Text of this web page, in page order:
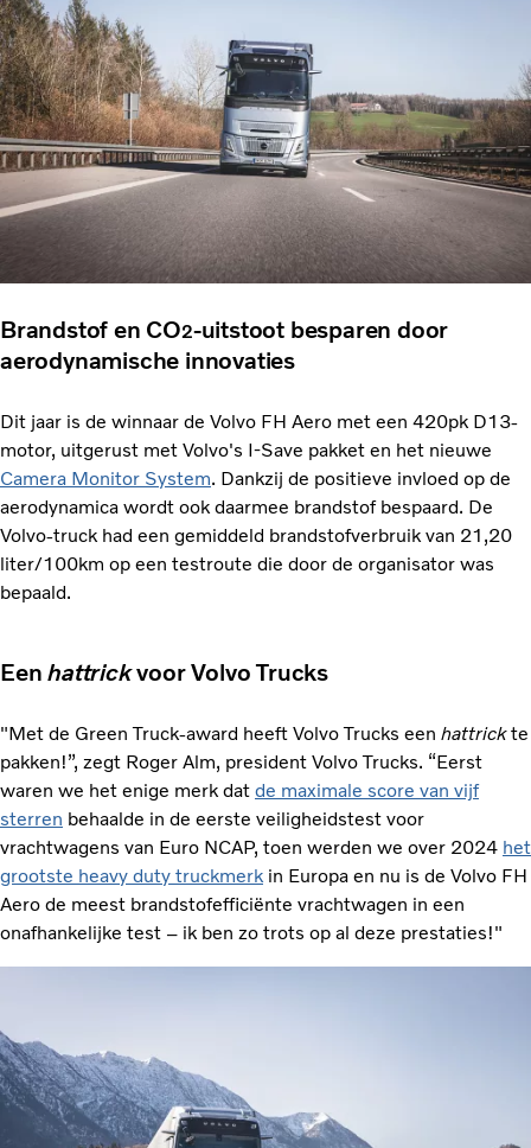
Brandstof en CO2-uitstoot besparen door
aerodynamische innovaties
Dit jaar is de winnaar de Volvo FH Aero met een 420pk D13-
motor, uitgerust met Volvo's I-Save pakket en het nieuwe
Camera Monitor System. Dankzij de positieve invloed op de
aerodynamica wordt ook daarmee brandstof bespaard. De
Volvo-truck had een gemiddeld brandstofverbruik van 21,20
liter/100km op een testroute die door de organisator was
bepaald.
Een hattrickvoor Volvo Trucks
"Met de Green Truck-award heeft Volvo Trucks een hattrickte
pakken!”, zegt Roger Alm, president Volvo Trucks. “Eerst
waren we het enige merk dat de maximale score van vijf
sterren behaalde in de eerste veiligheidstest voor
vrachtwagens van Euro NCAP, toen werden we over 2024 het
grootste heavy duty truckmerk in Europa en nu is de Volvo FH
Aero de meest brandstofefficiënte vrachtwagen in een
onafhankelijke test – ik ben zo trots op al deze prestaties!"